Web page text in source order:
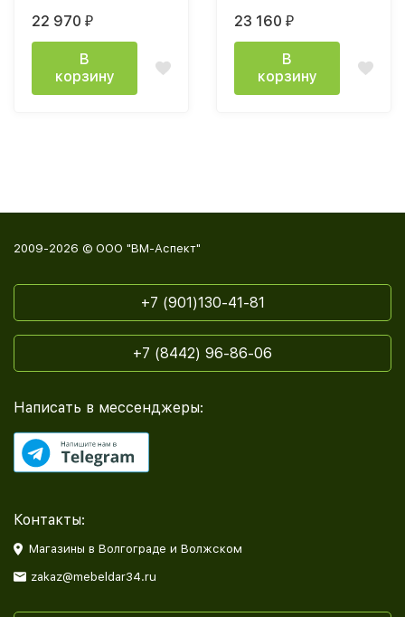
22 970 ₽
В
корзину
23 160 ₽
В
корзину
2009-2026 © ООО "ВМ-Аспект"
+7 (901)130-41-81
+7 (8442) 96-86-06
Написать в мессенджеры:
Контакты:
Магазины в Волгограде и Волжском
zakaz@mebeldar34.ru